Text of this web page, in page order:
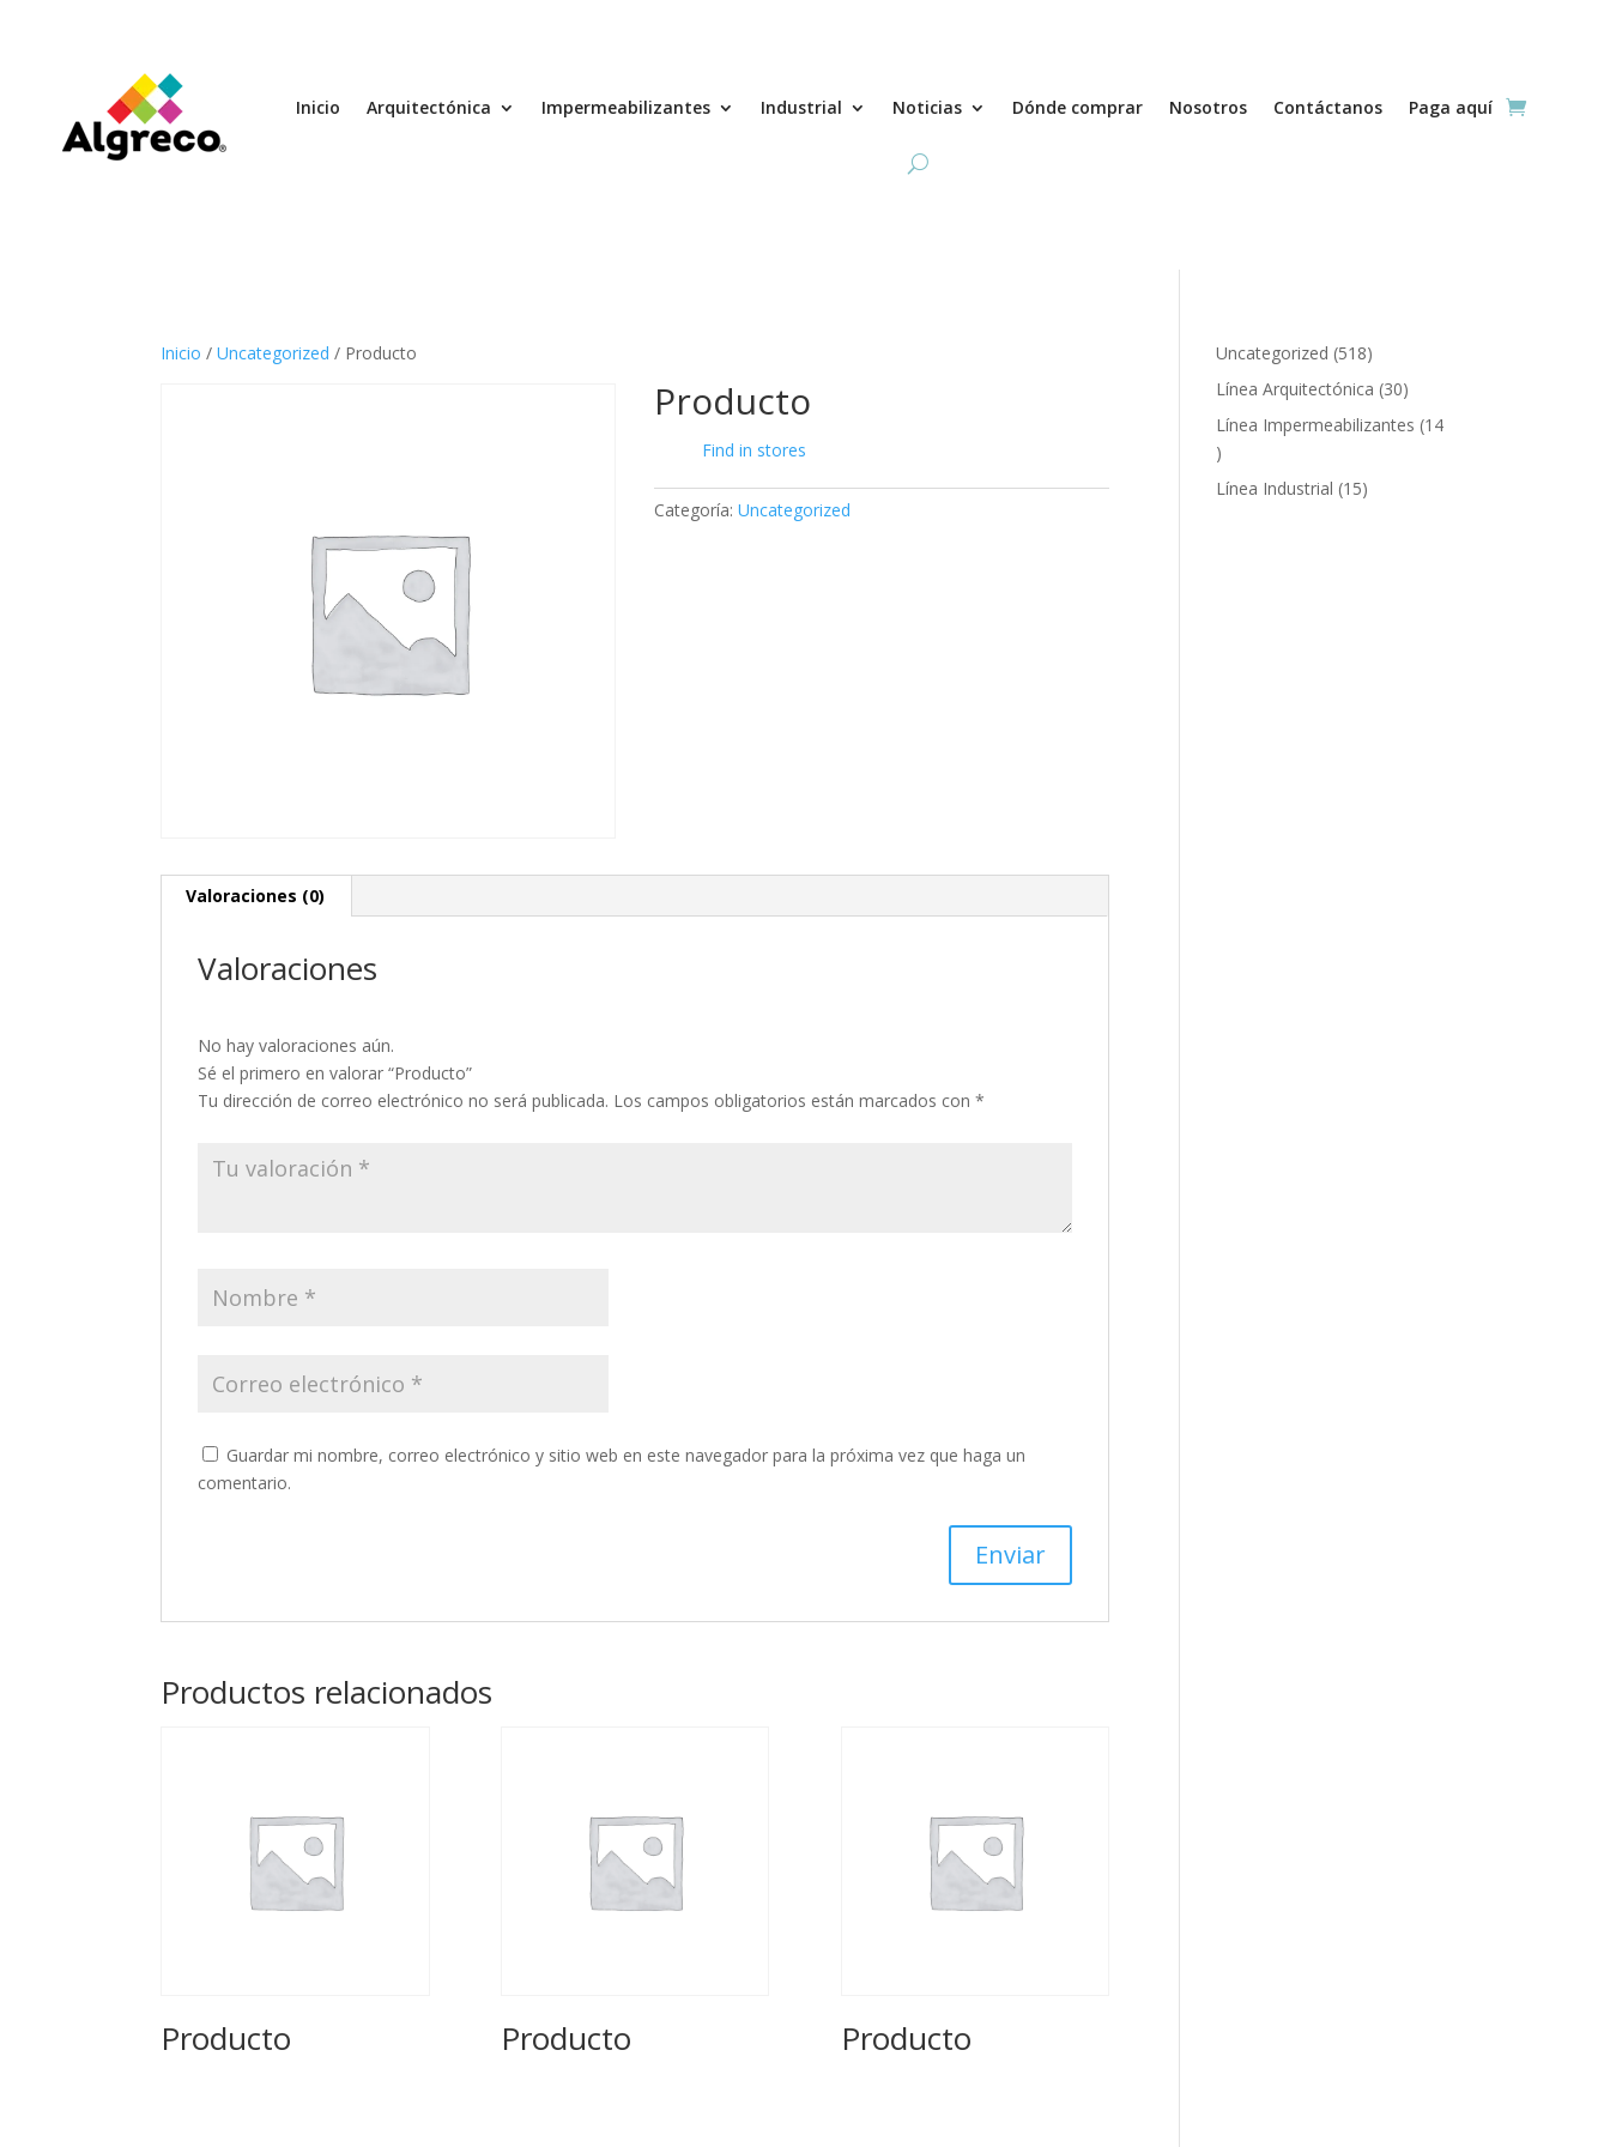
Inicio Arquitectónica Impermeabilizantes Industrial Noticias Dónde comprar Nosotros Contáctanos Paga aquí
Inicio /Uncategorized / Producto
Producto
Find in stores
Categoría:Uncategorized
Valoraciones (0)
Valoraciones
No hay valoraciones aún.
Sé el primero en valorar “Producto”
Tu dirección de correo electrónico no será publicada. Los campos obligatorios están marcados con*
Guardar mi nombre, correo electrónico y sitio web en este navegador para la próxima vez que haga un
comentario.
Productos relacionados
Producto Producto Producto
Uncategorized 518518
productos
Línea Arquitectónica 3030
productos
Línea Impermeabilizantes 14
14
productos
Línea Industrial 1515